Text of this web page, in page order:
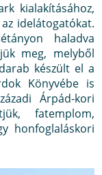
kialakításához,
idelátogatókat.
haladva
meg, melyből
készült el a
Könyvébe is
Árpád-kori
fatemplom,
honfoglaláskori